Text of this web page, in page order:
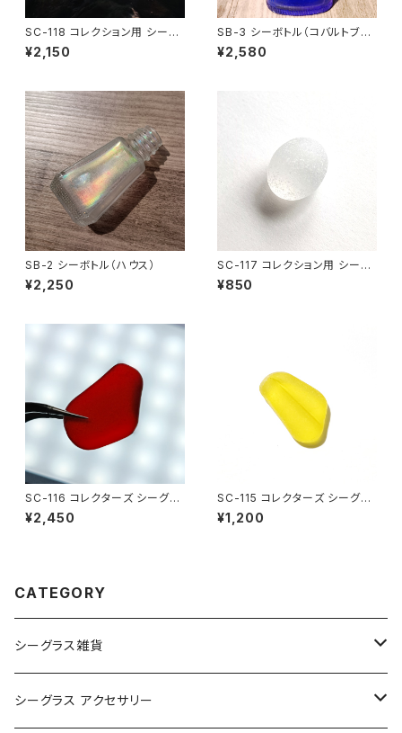
SC-118 コレクション用 シーグ
ラス（気泡入り）
¥2,150
SB-3 シーボトル（コバルトブル
ー）
¥2,580
SB-2 シーボトル（ハウス）
¥2,250
SC-117 コレクション用 シーグ
ラス（白色）
¥850
SC-116 コレクターズ シーグラ
ス（ワインレッド）
¥2,450
SC-115 コレクターズ シーグラ
ス (黄色)
¥1,200
CATEGORY
シーグラス雑貨
コレクション用シーグラス
シーグラス アクセサリー